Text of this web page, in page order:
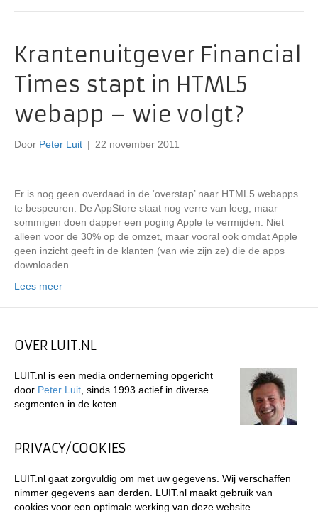
Krantenuitgever Financial
Times stapt in HTML5
webapp – wie volgt?
Door Peter Luit | 22 november 2011
Er is nog geen overdaad in de ‘overstap’ naar HTML5 webapps
te bespeuren. De AppStore staat nog verre van leeg, maar
sommigen doen dapper een poging Apple te vermijden. Niet
alleen voor de 30% op de omzet, maar vooral ook omdat Apple
geen inzicht geeft in de klanten (van wie zijn ze) die de apps
downloaden.
Lees meer
OVER LUIT.NL
LUIT.nl is een media onderneming opgericht
door Peter Luit , sinds 1993 actief in diverse
segmenten in de keten.
PRIVACY/COOKIES
LUIT.nl gaat zorgvuldig om met uw gegevens. Wij verschaffen
nimmer gegevens aan derden. LUIT.nl maakt gebruik van
cookies voor een optimale werking van deze website.